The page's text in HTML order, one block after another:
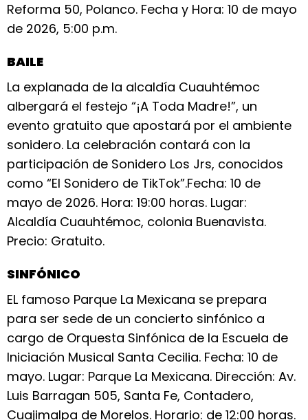
Reforma 50, Polanco. Fecha y Hora: 10 de mayo
de 2026, 5:00 p.m.
BAILE
La explanada de la alcaldía Cuauhtémoc
albergará el festejo “¡A Toda Madre!”, un
evento gratuito que apostará por el ambiente
sonidero. La celebración contará con la
participación de Sonidero Los Jrs, conocidos
como “El Sonidero de TikTok”.Fecha: 10 de
mayo de 2026. Hora: 19:00 horas. Lugar:
Alcaldía Cuauhtémoc, colonia Buenavista.
Precio: Gratuito.
SINFÓNICO
EL famoso Parque La Mexicana se prepara
para ser sede de un concierto sinfónico a
cargo de Orquesta Sinfónica de la Escuela de
Iniciación Musical Santa Cecilia. Fecha: 10 de
mayo. Lugar: Parque La Mexicana. Dirección: Av.
Luis Barragan 505, Santa Fe, Contadero,
Cuajimalpa de Morelos. Horario: de 12:00 horas.